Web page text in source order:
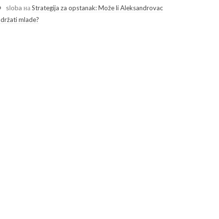
sloba наStrategija za opstanak: Može li Aleksandrovac
mlade?